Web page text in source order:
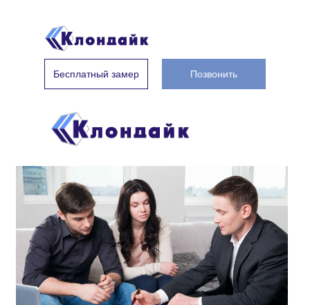
Позвонить
Бесплатный замер